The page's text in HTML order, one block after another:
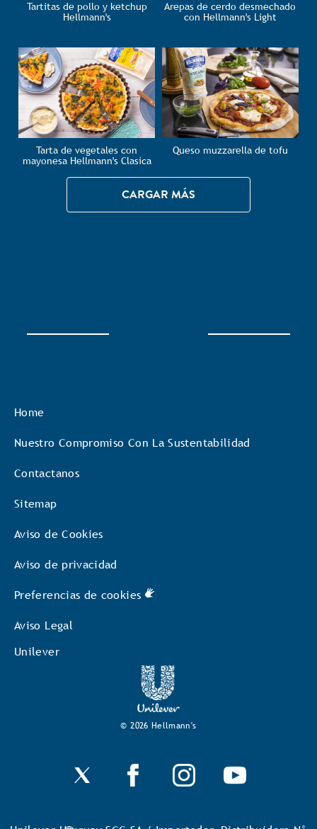
Tartitas de pollo y ketchup
Hellmann's
Arepas de cerdo desmechado
con Hellmann's Light
Tarta de vegetales con
mayonesa Hellmann's Clasica
Queso muzzarella de tofu
CARGAR MÁS
Home
Nuestro Compromiso Con La Sustentabilidad
Contactanos
Sitemap
Aviso de Cookies
Aviso de privacidad
Preferencias de cookies
Aviso Legal
Unilever
© 2026 Hellmann's